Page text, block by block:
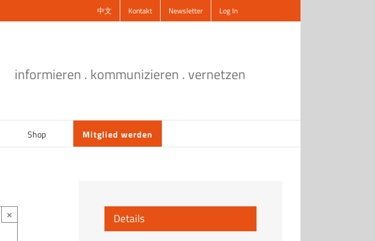
中文 Kontakt Newsletter Log In
informieren . kommunizieren . vernetzen
Shop Mitglied werden
× Details